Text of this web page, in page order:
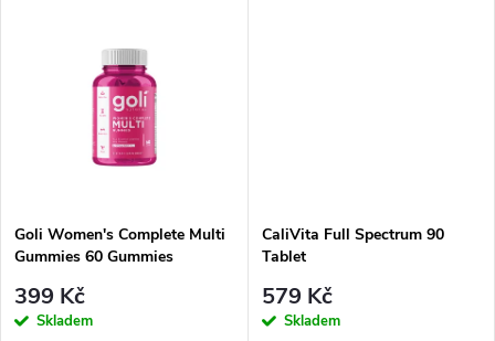
Goli Women's Complete Multi
Gummies 60 Gummies
399 Kč
Skladem
CaliVita Full Spectrum 90
Tablet
579 Kč
Skladem